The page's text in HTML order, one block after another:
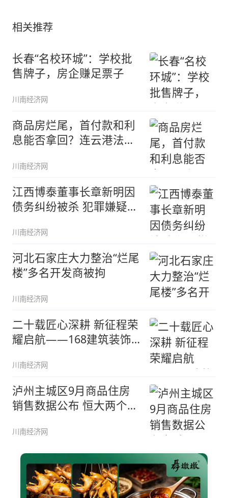
相关推荐
长春“名校环城”：学校批
售牌子，房企赚足票子
川南经济网
商品房烂尾，首付款和利
息能否拿回？连云港法院
川南经济网
江西博泰董事长章新明因
债务纠纷被杀 犯罪嫌疑人
川南经济网
河北石家庄大力整治“烂尾
楼”多名开发商被拘
川南经济网
二十载匠心深耕 新征程荣
耀启航——168建筑装饰
川南经济网
泸州主城区9月商品住房
销售数据公布 恒大两个项
川南经济网